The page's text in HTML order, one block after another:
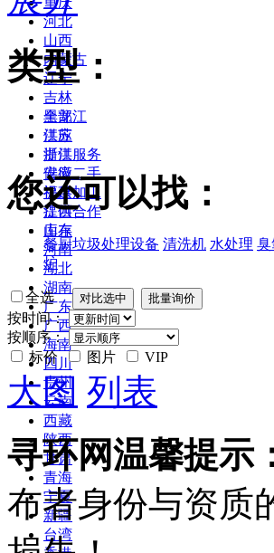
河北
山西
内蒙古
辽宁
吉林
黑龙江
江苏
浙江
安徽
福建
江西
山东
河南
湖北
湖南
广东
广西
海南
四川
贵州
云南
西藏
陕西
甘肃
青海
宁夏
新疆
台湾
类型：
全部
供应
提供服务
供应二手
提供加工
提供合作
库存
您还可以找：
餐厨垃圾处理设备 清洗机 水处理 臭
炉
全选
按时间：
按顺序：
标价
图片 VIP
大图 列表
寻环网温馨提示
布者身份与资质